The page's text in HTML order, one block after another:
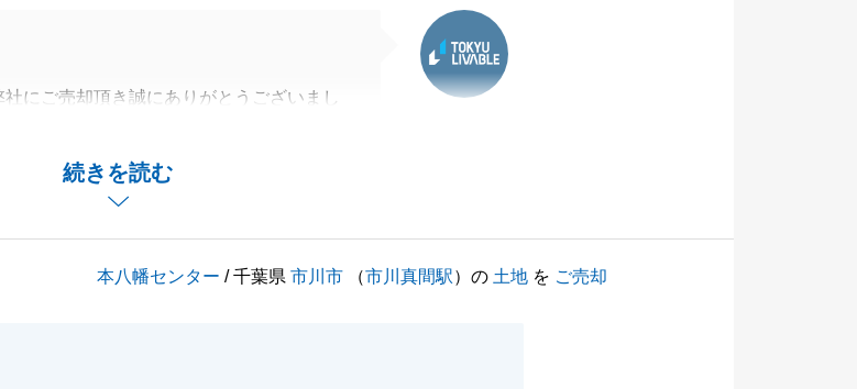
続きを読む
にご売却頂き誠にありがとうございまし
の多大なご協力あっての事だと思ってお
いつでもご連絡頂ければと思います。
す。
本八幡センター / 千葉県市川市 （市川真間駅）の 土地 を ご売却